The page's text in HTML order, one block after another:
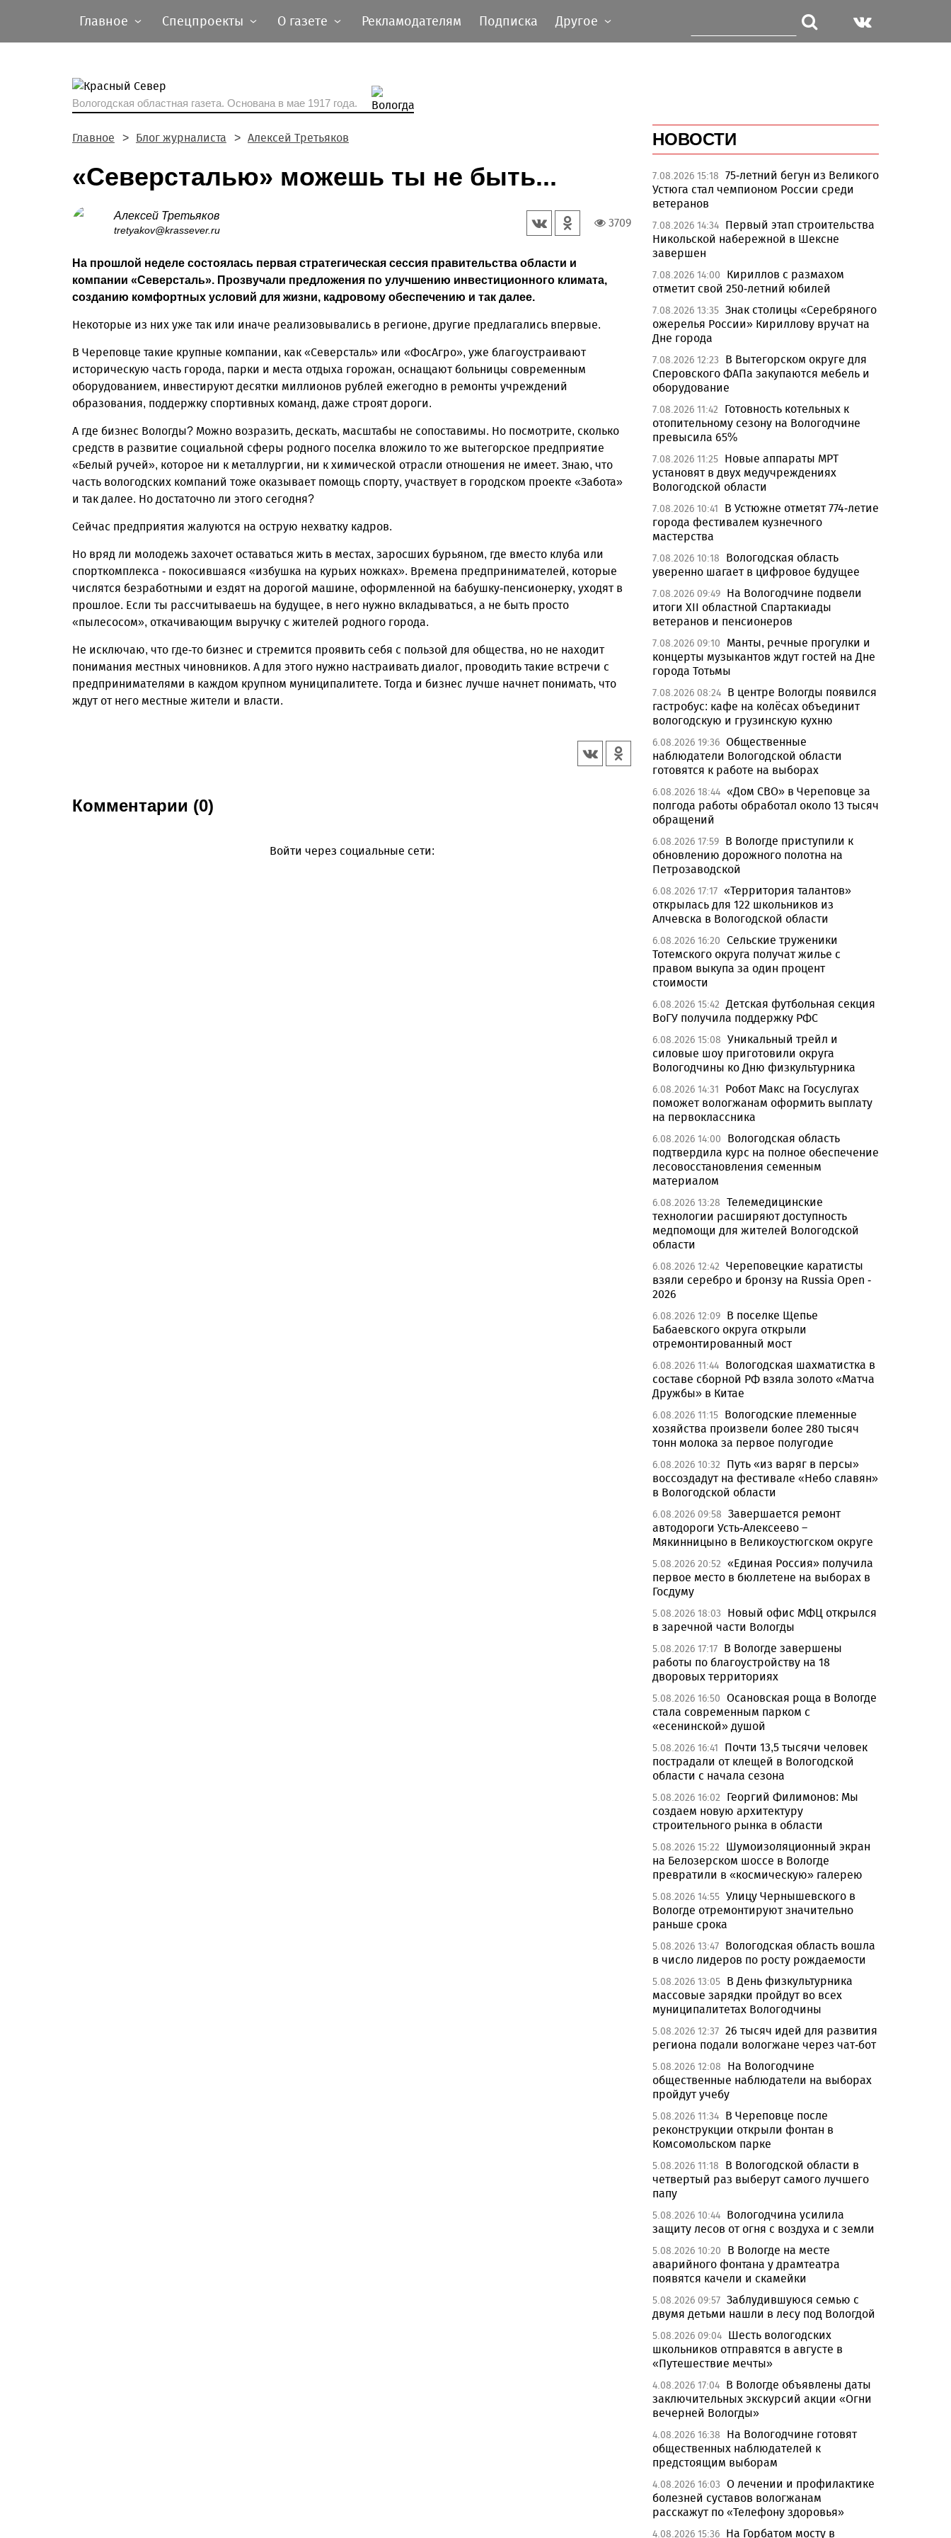
Главное Спецпроекты О газете Рекламодателям Подписка Другое
Вологодская областная газета. Основана в мае 1917 года.
Главное Блог журналиста Алексей Третьяков
«Северсталью» можешь ты не быть...
Алексей Третьяков
tretyakov@krassever.ru
3709
На прошлой неделе состоялась первая стратегическая сессия правительства области и
компании «Северсталь». Прозвучали предложения по улучшению инвестиционного климата,
созданию комфортных условий для жизни, кадровому обеспечению и так далее.
Некоторые из них уже так или иначе реализовывались в регионе, другие предлагались впервые.
В Череповце такие крупные компании, как «Северсталь» или «ФосАгро», уже благоустраивают
историческую часть города, парки и места отдыха горожан, оснащают больницы современным
оборудованием, инвестируют десятки миллионов рублей ежегодно в ремонты учреждений
образования, поддержку спортивных команд, даже строят дороги.
А где бизнес Вологды? Можно возразить, дескать, масштабы не сопоставимы. Но посмотрите, сколько
средств в развитие социальной сферы родного поселка вложило то же вытегорское предприятие
«Белый ручей», которое ни к металлургии, ни к химической отрасли отношения не имеет. Знаю, что
часть вологодских компаний тоже оказывает помощь спорту, участвует в городском проекте «Забота»
и так далее. Но достаточно ли этого сегодня?
Сейчас предприятия жалуются на острую нехватку кадров.
Но вряд ли молодежь захочет оставаться жить в местах, заросших бурьяном, где вместо клуба или
спорткомплекса - покосившаяся «избушка на курьих ножках». Времена предпринимателей, которые
числятся безработными и ездят на дорогой машине, оформленной на бабушку-пенсионерку, уходят в
прошлое. Если ты рассчитываешь на будущее, в него нужно вкладываться, а не быть просто
«пылесосом», откачивающим выручку с жителей родного города.
Не исключаю, что где-то бизнес и стремится проявить себя с пользой для общества, но не находит
понимания местных чиновников. А для этого нужно настраивать диалог, проводить такие встречи с
предпринимателями в каждом крупном муниципалитете. Тогда и бизнес лучше начнет понимать, что
ждут от него местные жители и власти.
Комментарии (0)
Войти через социальные сети:
НОВОСТИ
7.08.2026 15:18 75-летний бегун из Великого
Устюга стал чемпионом России среди
ветеранов
7.08.2026 14:34 Первый этап строительства
Никольской набережной в Шексне
завершен
7.08.2026 14:00
Кириллов с размахом
отметит свой 250-летний юбилей
7.08.2026 13:35 Знак столицы «Серебряного
ожерелья России» Кириллову вручат на
Дне города
7.08.2026 12:23
В Вытегорском округе для
Сперовского ФАПа закупаются мебель и
оборудование
7.08.2026 11:42
Готовность котельных к
отопительному сезону на Вологодчине
превысила 65%
7.08.2026 11:25 Новые аппараты МРТ
установят в двух медучреждениях
Вологодской области
7.08.2026 10:41
В Устюжне отметят 774-летие
города фестивалем кузнечного
мастерства
7.08.2026 10:18
Вологодская область
уверенно шагает в цифровое будущее
7.08.2026 09:49 На Вологодчине подвели
итоги XII областной Спартакиады
ветеранов и пенсионеров
7.08.2026 09:10
Манты, речные прогулки и
концерты музыкантов ждут гостей на Дне
города Тотьмы
7.08.2026 08:24 В центре Вологды появился
гастробус: кафе на колёсах объединит
вологодскую и грузинскую кухню
6.08.2026 19:36 Общественные
наблюдатели Вологодской области
готовятся к работе на выборах
6.08.2026 18:44 «Дом СВО» в Череповце за
полгода работы обработал около 13 тысяч
обращений
6.08.2026 17:59 В Вологде приступили к
обновлению дорожного полотна на
Петрозаводской
6.08.2026 17:17 «Территория талантов»
открылась для 122 школьников из
Алчевска в Вологодской области
6.08.2026 16:20 Сельские труженики
Тотемского округа получат жилье с
правом выкупа за один процент
стоимости
6.08.2026 15:42 Детская футбольная секция
ВоГУ получила поддержку РФС
6.08.2026 15:08 Уникальный трейл и
силовые шоу приготовили округа
Вологодчины ко Дню физкультурника
6.08.2026 14:31
Робот Макс на Госуслугах
поможет вологжанам оформить выплату
на первоклассника
6.08.2026 14:00
Вологодская область
подтвердила курс на полное обеспечение
лесовосстановления семенным
материалом
6.08.2026 13:28 Телемедицинские
технологии расширяют доступность
медпомощи для жителей Вологодской
области
6.08.2026 12:42 Череповецкие каратисты
взяли серебро и бронзу на Russia Open -
2026
6.08.2026 12:09 В поселке Щепье
Бабаевского округа открыли
отремонтированный мост
6.08.2026 11:44 Вологодская шахматистка в
составе сборной РФ взяла золото «Матча
Дружбы» в Китае
6.08.2026 11:15 Вологодские племенные
хозяйства произвели более 280 тысяч
тонн молока за первое полугодие
6.08.2026 10:32
Путь «из варяг в персы»
воссоздадут на фестивале «Небо славян»
в Вологодской области
6.08.2026 09:58 Завершается ремонт
автодороги Усть-Алексеево –
Мякинницыно в Великоустюгском округе
5.08.2026 20:52 «Единая Россия» получила
первое место в бюллетене на выборах в
Госдуму
5.08.2026 18:03
Новый офис МФЦ открылся
в заречной части Вологды
5.08.2026 17:17 В Вологде завершены
работы по благоустройству на 18
дворовых территориях
5.08.2026 16:50 Осановская роща в Вологде
стала современным парком с
«есенинской» душой
5.08.2026 16:41
Почти 13,5 тысячи человек
пострадали от клещей в Вологодской
области с начала сезона
5.08.2026 16:02
Георгий Филимонов: Мы
создаем новую архитектуру
строительного рынка в области
5.08.2026 15:22
Шумоизоляционный экран
на Белозерском шоссе в Вологде
превратили в «космическую» галерею
5.08.2026 14:55 Улицу Чернышевского в
Вологде отремонтируют значительно
раньше срока
5.08.2026 13:47 Вологодская область вошла
в число лидеров по росту рождаемости
5.08.2026 13:05 В День физкультурника
массовые зарядки пройдут во всех
муниципалитетах Вологодчины
5.08.2026 12:37 26 тысяч идей для развития
региона подали вологжане через чат-бот
5.08.2026 12:08
На Вологодчине
общественные наблюдатели на выборах
пройдут учебу
5.08.2026 11:34 В Череповце после
реконструкции открыли фонтан в
Комсомольском парке
5.08.2026 11:18
В Вологодской области в
четвертый раз выберут самого лучшего
папу
5.08.2026 10:44 Вологодчина усилила
защиту лесов от огня с воздуха и с земли
5.08.2026 10:20
В Вологде на месте
аварийного фонтана у драмтеатра
появятся качели и скамейки
5.08.2026 09:57 Заблудившуюся семью с
двумя детьми нашли в лесу под Вологдой
5.08.2026 09:04 Шесть вологодских
школьников отправятся в августе в
«Путешествие мечты»
4.08.2026 17:04 В Вологде объявлены даты
заключительных экскурсий акции «Огни
вечерней Вологды»
4.08.2026 16:38
На Вологодчине готовят
общественных наблюдателей к
предстоящим выборам
4.08.2026 16:03 О лечении и профилактике
болезней суставов вологжанам
расскажут по «Телефону здоровья»
4.08.2026 15:36 На Горбатом мосту в